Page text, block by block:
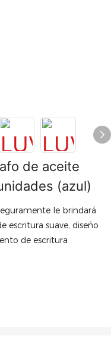
de aceite
(azul)
le brindará
escritura suave, diseño
de escritura